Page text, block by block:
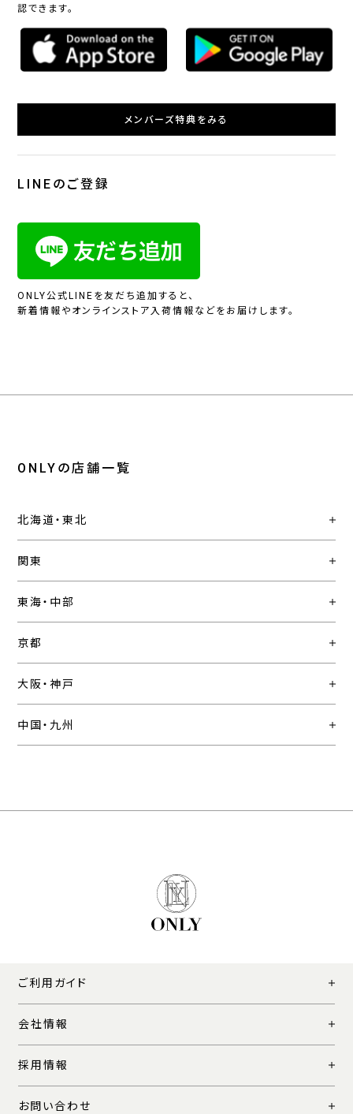
認できます。
メンバーズ特典をみる
LINEのご登録
ONLY公式LINEを友だち追加すると、
新着情報やオンラインストア入荷情報などをお届けします。
ONLYの店舗一覧
北海道・東北
関東
東海・中部
京都
大阪・神戸
中国・九州
ご利用ガイド
会社情報
採用情報
お問い合わせ